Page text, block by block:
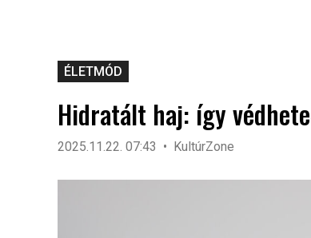
ÉLETMÓD
Hidratált haj: így
2025.11.22. 07:43 KultúrZone